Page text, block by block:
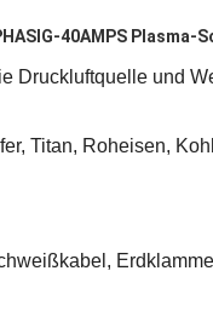
40AMPS
Druckluftquelle und
Titan, Roheisen,